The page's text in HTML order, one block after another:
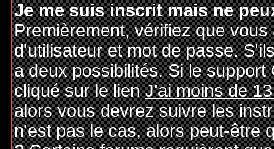
Je me suis inscrit mais ne
Premièrement, vérifiez que
d'utilisateur et mot de passe.
a deux possibilités. Si le
cliqué sur le lienJ'ai moins de
alors vous devrez suivre les
n'est pas le cas, alors peut-être